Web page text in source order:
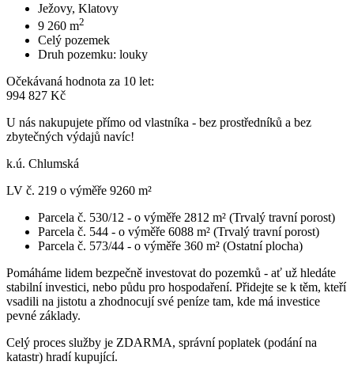
Ježovy, Klatovy
9 260 m2
Celý pozemek
Druh pozemku: louky
Očekávaná hodnota za 10 let:
994 827 Kč
U nás nakupujete přímo od vlastníka - bez prostředníků a bez
zbytečných výdajů navíc!
k.ú. Chlumská
LV č. 219 o výměře 9260 m²
Parcela č. 530/12 - o výměře 2812 m² (Trvalý travní porost)
Parcela č. 544 - o výměře 6088 m² (Trvalý travní porost)
Parcela č. 573/44 - o výměře 360 m² (Ostatní plocha)
Pomáháme lidem bezpečně investovat do pozemků - ať už hledáte
stabilní investici, nebo půdu pro hospodaření. Přidejte se k těm, kteří
vsadili na jistotu a zhodnocují své peníze tam, kde má investice
pevné základy.
Celý proces služby je ZDARMA, správní poplatek (podání na
katastr) hradí kupující.